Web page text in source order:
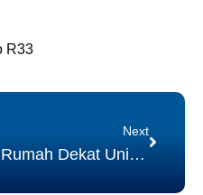
R33
Next
Rumah Dekat Unimed (CitraLand Gama City Medan)